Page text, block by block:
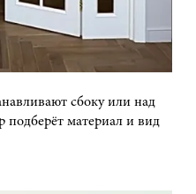
сбоку или над
материал и вид